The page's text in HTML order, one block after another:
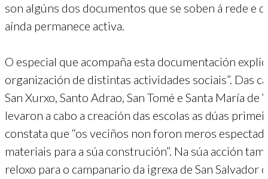
son algúns dos documentos que se soben á rede e
aínda permanece activa.
O especial que acompaña esta documentación
organización de distintas actividades sociais”. Das
San Xurxo, Santo Adrao, San Tomé e Santa María
levaron a cabo a creación das escolas as dúas
constata que “os veciños non foron meros
materiais para a súa construción”. Na súa acción
reloxo para o campanario da igrexa de San